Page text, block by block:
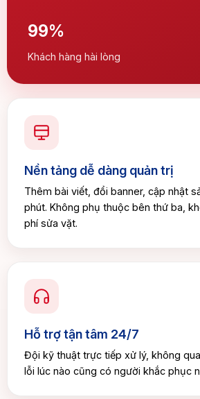
99%
Khách hàng hài lòng
Nền tảng dễ dàng quản trị
Thêm bài viết, đổi banner, cập nhật
phút. Không phụ thuộc bên thứ ba,
phí sửa vặt.
Hỗ trợ tận tâm 24/7
Đội kỹ thuật trực tiếp xử lý, không
lỗi lúc nào cũng có người khắc phục